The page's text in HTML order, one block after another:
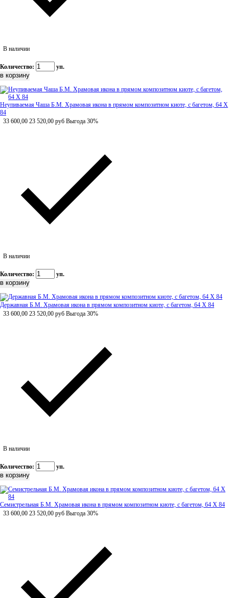
В наличии
Количество: уп.
Неупиваемая Чаша Б.М. Храмовая икона в прямом композитном киоте, с багетом, 64 Х
84
33 600,00 23 520,00 руб Выгода 30%
В наличии
Количество: уп.
Державная Б.М. Храмовая икона в прямом композитном киоте, с багетом, 64 Х 84
33 600,00 23 520,00 руб Выгода 30%
В наличии
Количество: уп.
Семистрельная Б.М. Храмовая икона в прямом композитном киоте, с багетом, 64 Х 84
33 600,00 23 520,00 руб Выгода 30%